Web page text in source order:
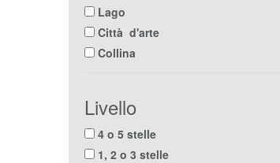
Lago
Città d'arte
Collina
Livello
4 o 5 stelle
1, 2 o 3 stelle